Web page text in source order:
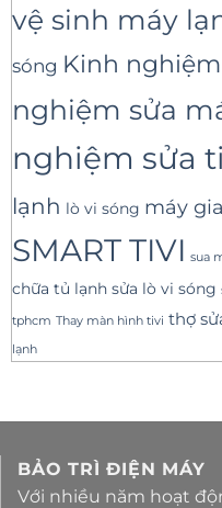
vệ sinh máy
sóng Kinh
nghiệm sửa
nghiệm sửa
lạnh lò vi sóng máy
SMART TIVI sua
chữa tủ lạnh sửa lò vi sóng
tphcm Thay màn hình tivi thợ
lạnh
BẢO TRÌ ĐIỆN MÁY
Với nhiều năm hoạt